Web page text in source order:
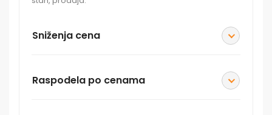
Sniženja cena
Raspodela po cenama